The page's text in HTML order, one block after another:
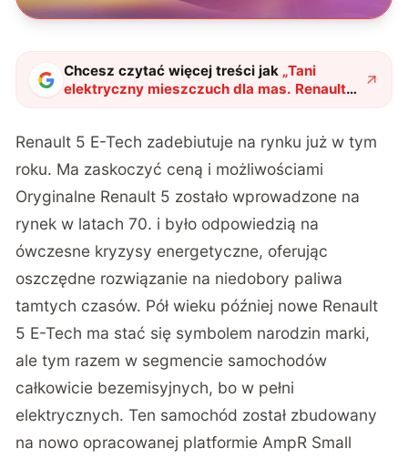
Chcesz czytać więcej treści jak „Tani
elektryczny mieszczuch dla mas. Renault
pokazał swój nowy samochód 5 E-Tech"?
Renault 5 E-Tech zadebiutuje na rynku już w tym
roku. Ma zaskoczyć ceną i możliwościami
Oryginalne Renault 5 zostało wprowadzone na
rynek w latach 70. i było odpowiedzią na
ówczesne kryzysy energetyczne, oferując
oszczędne rozwiązanie na niedobory paliwa
tamtych czasów. Pół wieku później nowe Renault
5 E-Tech ma stać się symbolem narodzin marki,
ale tym razem w segmencie samochodów
całkowicie bezemisyjnych, bo w pełni
elektrycznych. Ten samochód został zbudowany
na nowo opracowanej platformie AmpR Small